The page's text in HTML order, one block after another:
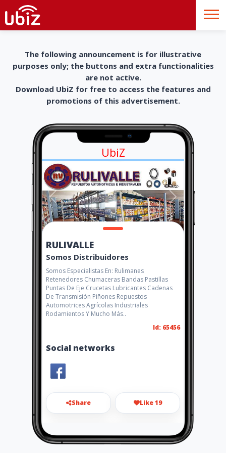
The following announcement is for illustrative
purposes only; the buttons and extra functionalities
are not active.
Download UbiZ for free to access the features and
promotions of this advertisement.
UbiZ
RULIVALLE
Somos Distribuidores
Somos Especialistas En: Rulimanes
Retenedores Chumaceras Bandas Pastillas
Puntas De Eje Crucetas Lubricantes Cadenas
De Transmisión Piñones Repuestos
Automotrices Agrícolas Industriales
Rodamientos Y Mucho Más..
Id: 65456
Social networks
Share Like 19
rulivalle79@hotmail.com